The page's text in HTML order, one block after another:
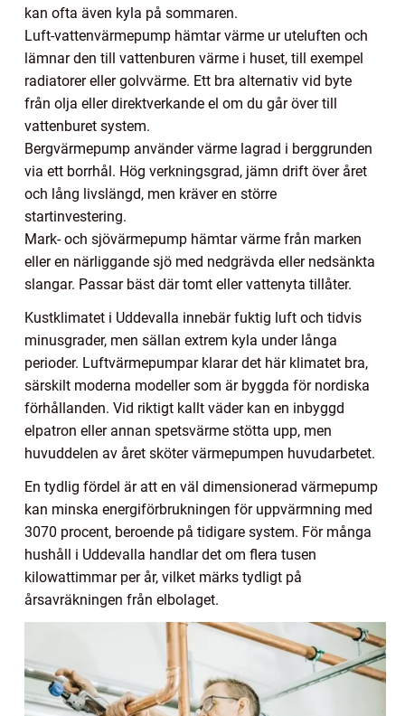
kan ofta även kyla på sommaren.
Luft-vattenvärmepump hämtar värme ur uteluften och
lämnar den till vattenburen värme i huset, till exempel
radiatorer eller golvvärme. Ett bra alternativ vid byte
från olja eller direktverkande el om du går över till
vattenburet system.
Bergvärmepump använder värme lagrad i berggrunden
via ett borrhål. Hög verkningsgrad, jämn drift över året
och lång livslängd, men kräver en större
startinvestering.
Mark- och sjövärmepump hämtar värme från marken
eller en närliggande sjö med nedgrävda eller nedsänkta
slangar. Passar bäst där tomt eller vattenyta tillåter.
Kustklimatet i Uddevalla innebär fuktig luft och tidvis
minusgrader, men sällan extrem kyla under långa
perioder. Luftvärmepumpar klarar det här klimatet bra,
särskilt moderna modeller som är byggda för nordiska
förhållanden. Vid riktigt kallt väder kan en inbyggd
elpatron eller annan spetsvärme stötta upp, men
huvuddelen av året sköter värmepumpen huvudarbetet.
En tydlig fördel är att en väl dimensionerad värmepump
kan minska energiförbrukningen för uppvärmning med
3070 procent, beroende på tidigare system. För många
hushåll i Uddevalla handlar det om flera tusen
kilowattimmar per år, vilket märks tydligt på
årsavräkningen från elbolaget.